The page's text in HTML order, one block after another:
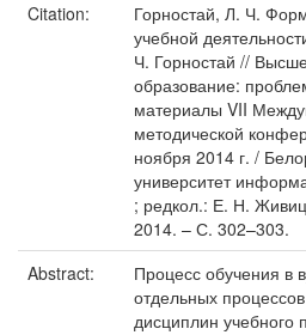
Citation:
Горностай, Л. Ч.
учебной
Ч. Горностай //
образование:
материалы VII
методической
ноября 2014 г. /
университет
; редкол.: Е. Н.
2014. – С. 302–303.
Abstract:
Процесс обучения в
отдельных
дисциплин учебного